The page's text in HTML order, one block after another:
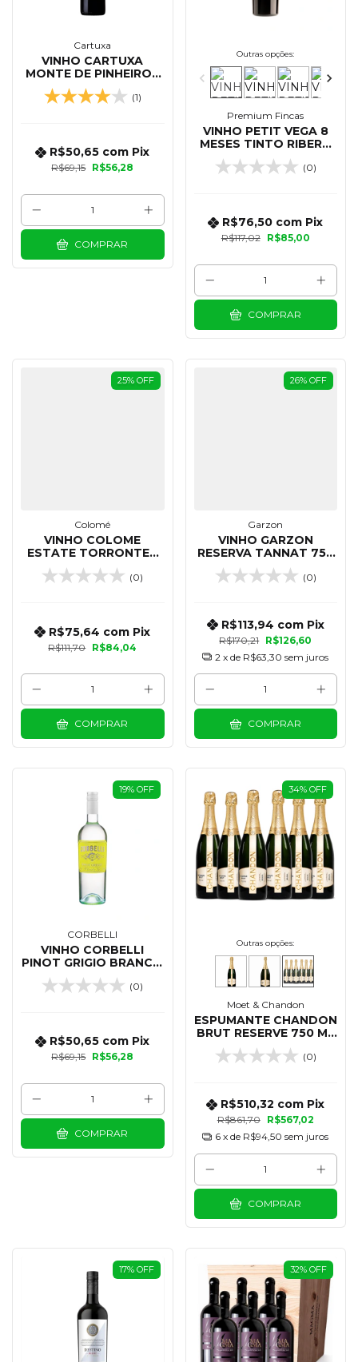
Cartuxa
VINHO CARTUXA
MONTE DE PINHEIROS
TINTO 750 ML
(1)
R$69,15 R$56,28
R$50,65 com Pix
COMPRAR
Outras opções:
Premium Fincas
VINHO PETIT VEGA 8
MESES TINTO RIBERA
DEL DUERO 750 ML
(0)
R$117,02 R$85,00
R$76,50 com Pix
COMPRAR
25% OFF
Colomé
VINHO COLOME
ESTATE TORRONTES
750 ML
(0)
R$111,70 R$84,04
R$75,64 com Pix
COMPRAR
26% OFF
Garzon
VINHO GARZON
RESERVA TANNAT 750
ML
(0)
R$170,21 R$126,60
R$113,94 com Pix
2 x de R$63,30 sem juros
COMPRAR
19% OFF
CORBELLI
VINHO CORBELLI
PINOT GRIGIO BRANCO
IGT 750 ML
(0)
R$69,15 R$56,28
R$50,65 com Pix
COMPRAR
34% OFF
Outras opções:
Moet & Chandon
ESPUMANTE CHANDON
BRUT RESERVE 750 ML
- KIT 06 UNIDADES
(0)
R$861,70 R$567,02
R$510,32 com Pix
6 x de R$94,50 sem juros
COMPRAR
17% OFF 32% OFF